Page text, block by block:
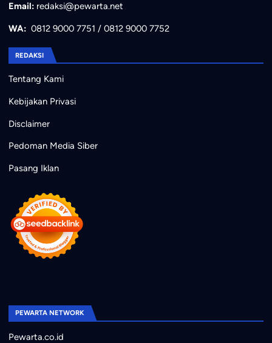
Email: redaksi@pewarta.net
WA: 0812 9000 7751 / 0812 9000 7752
REDAKSI
Tentang Kami
Kebijakan Privasi
Disclaimer
Pedoman Media Siber
Pasang Iklan
PEWARTA NETWORK
Pewarta.co.id